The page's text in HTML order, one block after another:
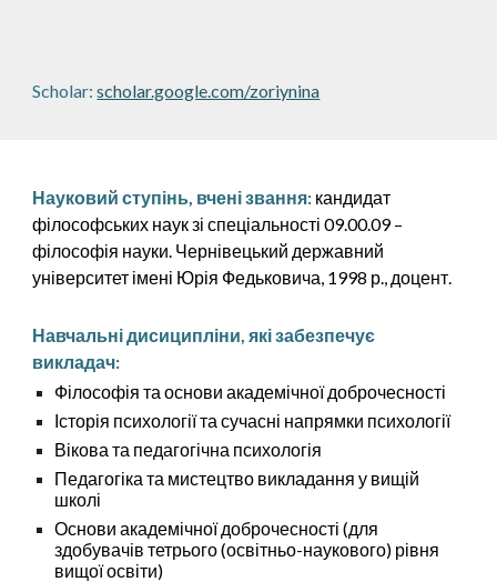
Scholar:scholar.google.com/zoriynina
Науковий ступінь, вчені звання: кандидат
філософських наук зі спеціальності09.00.09 –
філософія науки. Чернівецький державний
університет імені Юрія Федьковича, 1998 р., доцент.
Навчальні дисиципліни, які забезпечує
викладач:
Філософія та основи академічної доброчесності
Історія психології та сучасні напрямки психології
Вікова та педагогічна психологія
Педагогіка та мистецтво викладання у вищій
школі
Основи академічної доброчесності (для
здобувачів тетрього (освітньо-наукового) рівня
вищої освіти)